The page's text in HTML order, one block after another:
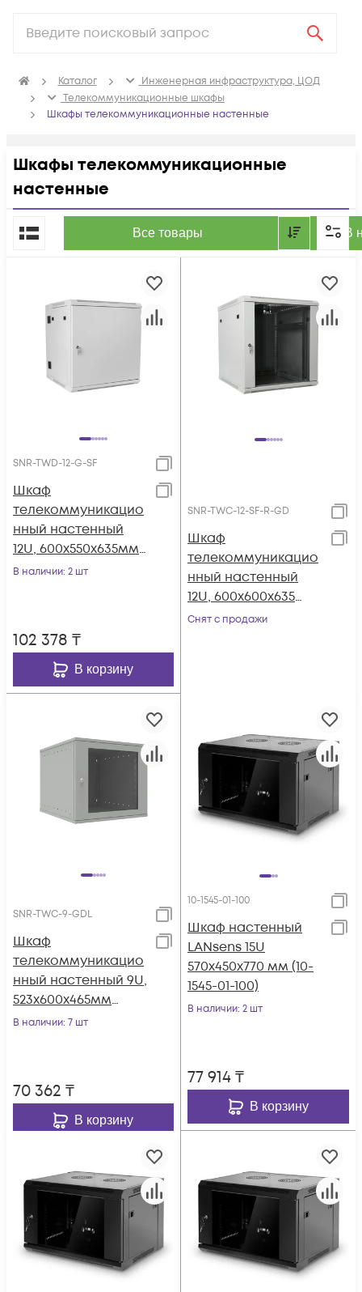
Каталог
Инженерная инфраструктура, ЦОД
Телекоммуникационные шкафы
Шкафы телекоммуникационные настенные
Шкафы телекоммуникационные
настенные
Все товары В
По популярности
SNR-TWD-12-G-SF
Шкаф
телекоммуникацио
нный настенный
12U, 600х550х635мм
двухсекционный
В наличии: 2 шт
102 378 ₸
В корзину
SNR-TWC-12-SF-R-GD
Шкаф
телекоммуникацио
нный настенный
12U, 600х600х635
(ШхГхВ)
Снят с продажи
SNR-TWC-9-GDL
Шкаф
телекоммуникацио
нный настенный 9U,
523х600х465мм
серия LITE
В наличии: 7 шт
70 362 ₸
В корзину
10-1545-01-100
Шкаф настенный
LANsens 15U
570x450x770 мм (10-
1545-01-100)
В наличии: 2 шт
77 914₸
В корзину